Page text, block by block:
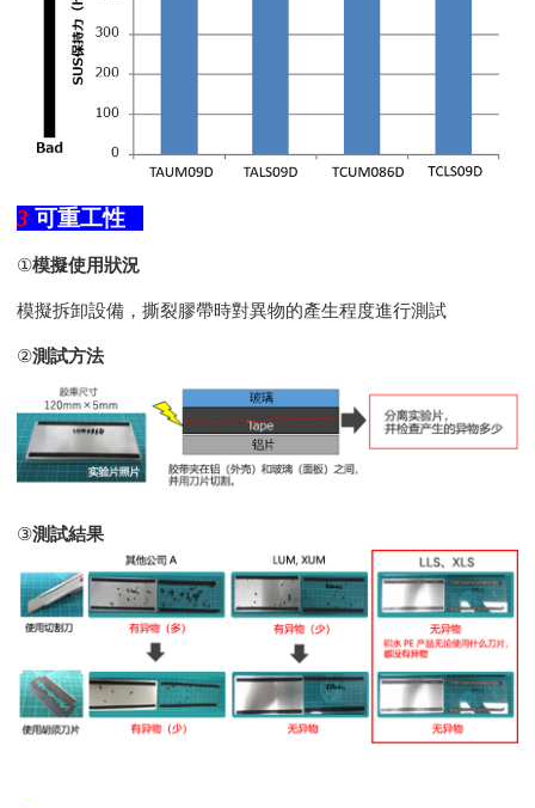
3 可重工性
①模擬使用狀況
模擬拆卸設備，撕裂膠帶時對異物的產生程度進行測試
②測試方法
③測試結果